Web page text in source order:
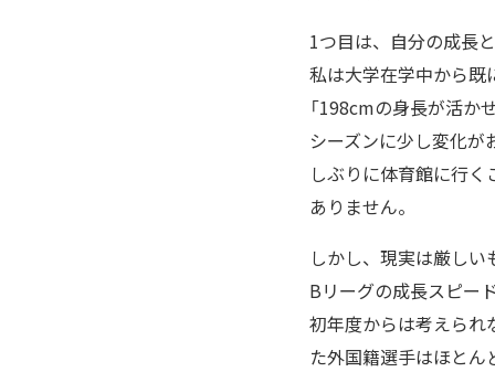
1つ目は、自分の成長
私は大学在学中から既
「198cmの身長が活か
シーズンに少し変化
しぶりに体育館に行
ありません。
しかし、現実は厳しい
Bリーグの成長スピー
初年度からは考えられ
た外国籍選手はほとん